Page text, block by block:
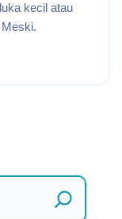
kecil atau